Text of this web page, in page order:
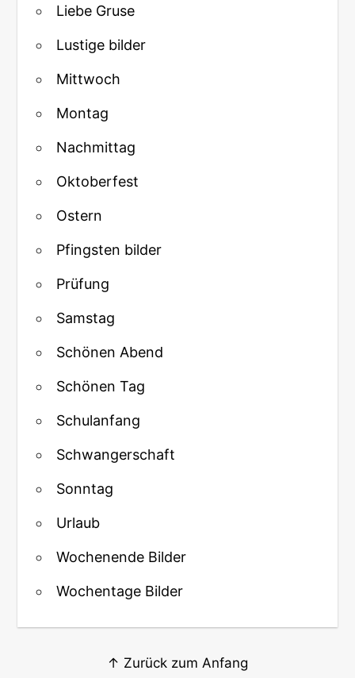
Liebe Gruse
Lustige bilder
Mittwoch
Montag
Nachmittag
Oktoberfest
Ostern
Pfingsten bilder
Prüfung
Samstag
Schönen Abend
Schönen Tag
Schulanfang
Schwangerschaft
Sonntag
Urlaub
Wochenende Bilder
Wochentage Bilder
↑ Zurück zum Anfang